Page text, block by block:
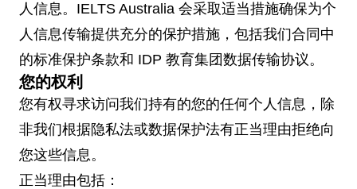
人信息。IELTS Australia 会采取适当措施确保为个
人信息传输提供充分的保护措施，包括我们合同中
的标准保护条款和 IDP 教育集团数据传输协议。
您的权利
您有权寻求访问我们持有的您的任何个人信息，除
非我们根据隐私法或数据保护法有正当理由拒绝向
您这些信息。
正当理由包括：